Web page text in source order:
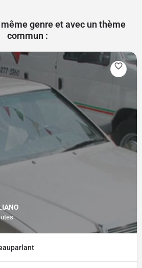
genre et avec un thème
commun :